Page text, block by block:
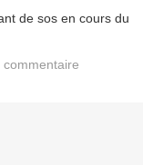
de sos en cours du
commentaire